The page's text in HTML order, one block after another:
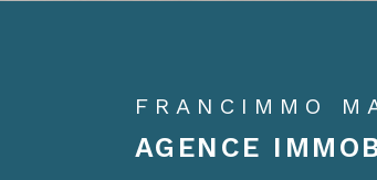
FRANCIMMO
AGENCE